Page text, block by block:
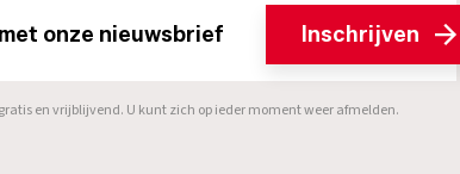
onze nieuwsbrief Inschrijven
en vrijblijvend. U kunt zich op ieder moment weer afmelden.